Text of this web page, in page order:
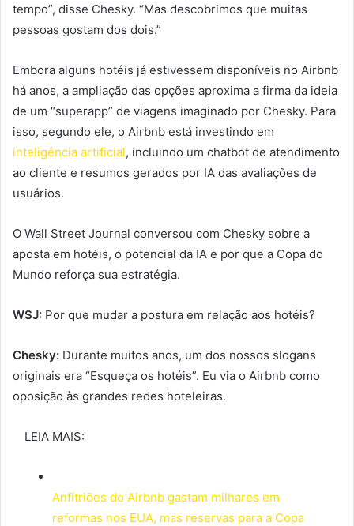
tempo”, disse Chesky. “Mas descobrimos que muitas
pessoas gostam dos dois.”
Embora alguns hotéis já estivessem disponíveis no Airbnb
há anos, a ampliação das opções aproxima a firma da ideia
de um “superapp” de viagens imaginado por Chesky. Para
isso, segundo ele, o Airbnb está investindo em
inteligência artificial, incluindo um chatbot de atendimento
ao cliente e resumos gerados por IA das avaliações de
usuários.
O Wall Street Journal conversou com Chesky sobre a
aposta em hotéis, o potencial da IA e por que a Copa do
Mundo reforça sua estratégia.
WSJ: Por que mudar a postura em relação aos hotéis?
Chesky: Durante muitos anos, um dos nossos slogans
originais era “Esqueça os hotéis”. Eu via o Airbnb como
oposição às grandes redes hoteleiras.
LEIA MAIS:
Anfitriões do Airbnb gastam milhares em
reformas nos EUA, mas reservas para a Copa